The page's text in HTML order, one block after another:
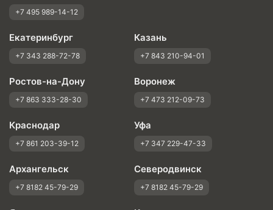
+7 495 989-14-12
Екатеринбург
+7 343 288-72-78
Казань
+7 843 210-94-01
Ростов-на-Дону
+7 863 333-28-30
Воронеж
+7 473 212-09-73
Краснодар
+7 861 203-39-12
Уфа
+7 347 229-47-33
Архангельск
+7 8182 45-79-29
Северодвинск
+7 8182 45-79-29